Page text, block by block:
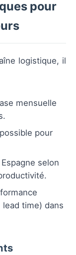
pour
logistique, il
mensuelle
pour
selon
time) dans